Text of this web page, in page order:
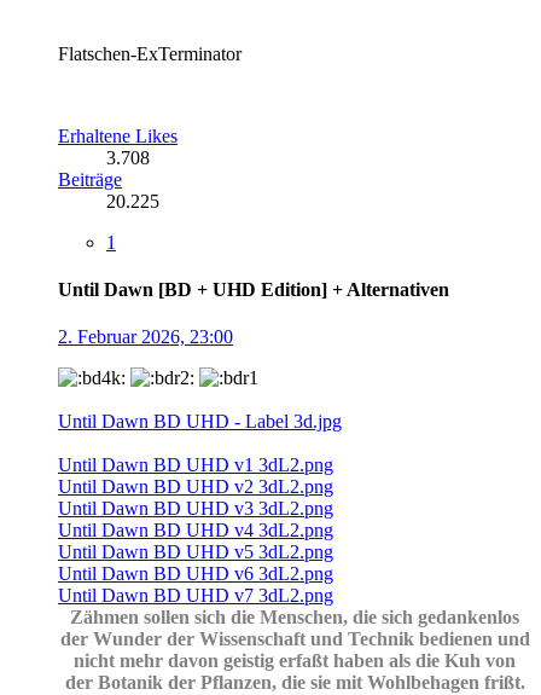
Flatschen-ExTerminator
Erhaltene Likes
3.708
Beiträge
20.225
1
Until Dawn [BD + UHD Edition] + Alternativen
2. Februar 2026, 23:00
Until Dawn BD UHD - Label 3d.jpg
Until Dawn BD UHD v1 3dL2.png
Until Dawn BD UHD v2 3dL2.png
Until Dawn BD UHD v3 3dL2.png
Until Dawn BD UHD v4 3dL2.png
Until Dawn BD UHD v5 3dL2.png
Until Dawn BD UHD v6 3dL2.png
Until Dawn BD UHD v7 3dL2.png
Zähmen sollen sich die Menschen, die sich gedankenlos
der Wunder der Wissenschaft und Technik bedienen und
nicht mehr davon geistig erfaßt haben als die Kuh von
der Botanik der Pflanzen, die sie mit Wohlbehagen frißt.